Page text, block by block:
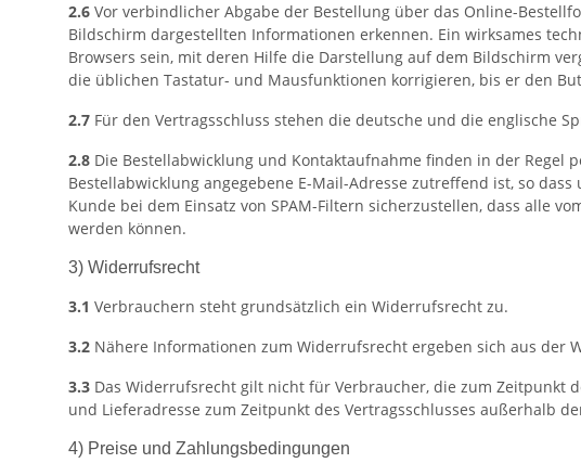
2.6 Vor verbindlicher Abgabe der Bestellung über das Online-
Bildschirm dargestellten Informationen erkennen. Ein wirksames
Browsers sein, mit deren Hilfe die Darstellung auf dem Bildschirm
die üblichen Tastatur- und Mausfunktionen korrigieren, bis er den
2.7 Für den Vertragsschluss stehen die deutsche und die englische
2.8 Die Bestellabwicklung und Kontaktaufnahme finden in der
Bestellabwicklung angegebene E-Mail-Adresse zutreffend ist, so
Kunde bei dem Einsatz von SPAM-Filtern sicherzustellen, dass alle
werden können.
3) Widerrufsrecht
3.1 Verbrauchern steht grundsätzlich ein Widerrufsrecht zu.
3.2 Nähere Informationen zum Widerrufsrecht ergeben sich aus der
3.3 Das Widerrufsrecht gilt nicht für Verbraucher, die zum Zeitpunkt
und Lieferadresse zum Zeitpunkt des Vertragsschlusses außerhalb
4) Preise und Zahlungsbedingungen